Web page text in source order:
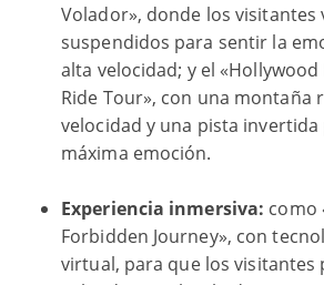
Volador», donde los visitantes
suspendidos para sentir la
alta velocidad; y el
Ride Tour», con una montaña
velocidad y una pista invertida
máxima emoción.
Experiencia inmersiva: como
Forbidden Journey», con
virtual, para que los visitantes